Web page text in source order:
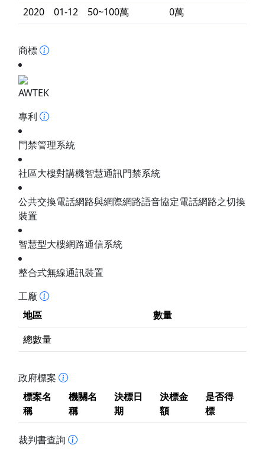
2020
01-12 50~100萬 0萬
商標
AWTEK
專利
門禁管理系統
社區大樓對講機智慧通訊門禁系統
公共交換電話網路與網際網路語音協定電話網路之切換
裝置
智慧型大樓網路通信系統
整合式無線通訊裝置
工廠
地區
數量
總數量
政府標案
標案名
稱
機關名
稱
決標日
期
決標金
額
是否得
標
裁判書查詢